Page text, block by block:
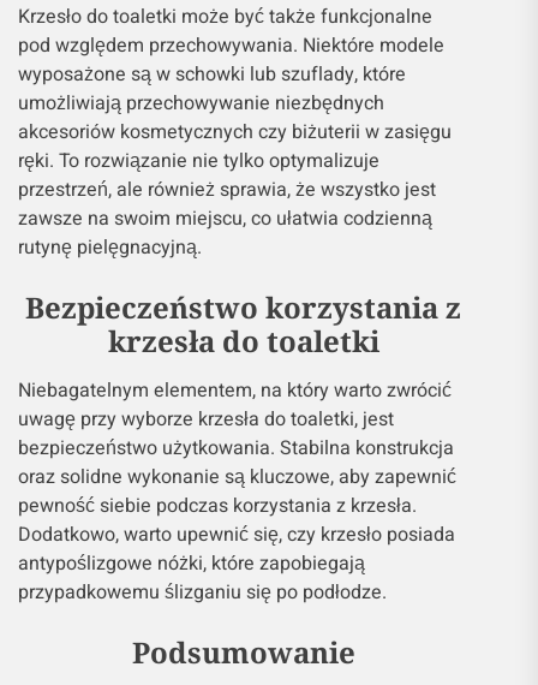
Krzesło do toaletki może być także funkcjonalne
pod względem przechowywania. Niektóre modele
wyposażone są w schowki lub szuflady, które
umożliwiają przechowywanie niezbędnych
akcesoriów kosmetycznych czy biżuterii w zasięgu
ręki. To rozwiązanie nie tylko optymalizuje
przestrzeń, ale również sprawia, że wszystko jest
zawsze na swoim miejscu, co ułatwia codzienną
rutynę pielęgnacyjną.
Bezpieczeństwo korzystania z
krzesła do toaletki
Niebagatelnym elementem, na który warto zwrócić
uwagę przy wyborze krzesła do toaletki, jest
bezpieczeństwo użytkowania. Stabilna konstrukcja
oraz solidne wykonanie są kluczowe, aby zapewnić
pewność siebie podczas korzystania z krzesła.
Dodatkowo, warto upewnić się, czy krzesło posiada
antypoślizgowe nóżki, które zapobiegają
przypadkowemu ślizganiu się po podłodze.
Podsumowanie